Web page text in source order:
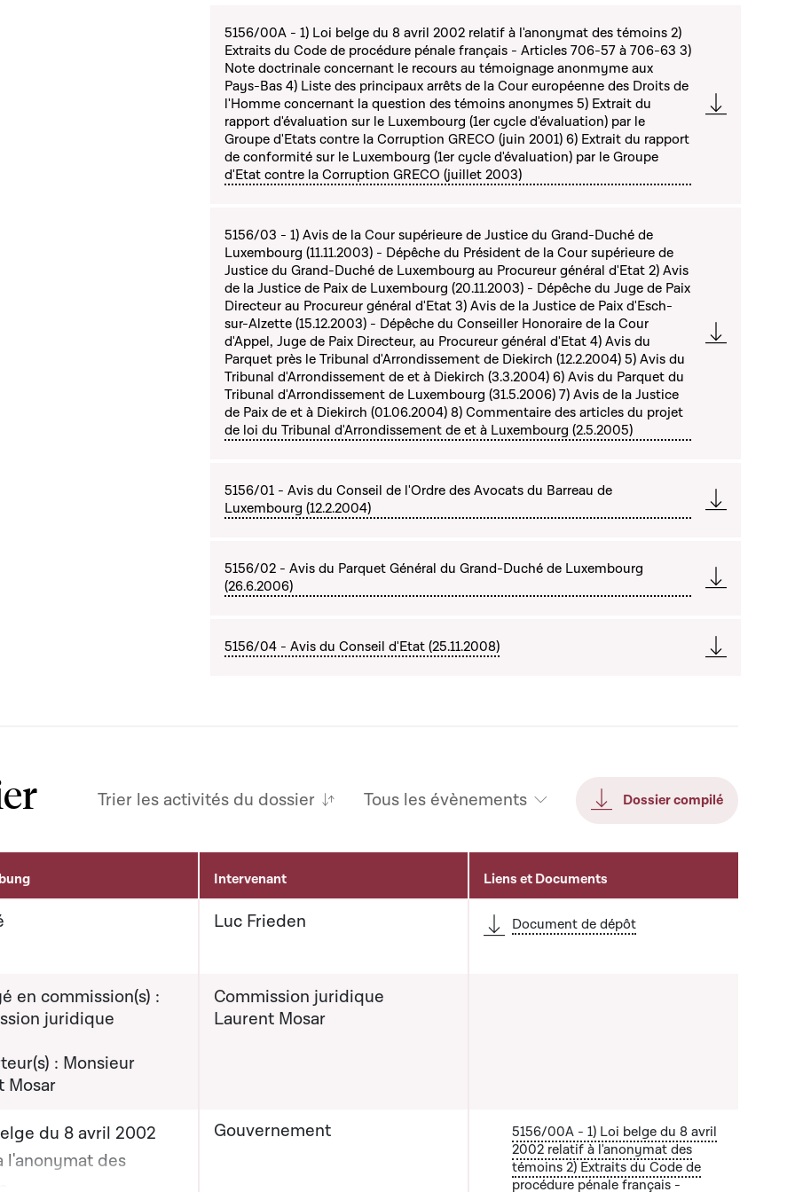
5156/00A - 1) Loi belge du 8 avril 2002 relatif à l'anonymat des témoins 2)
Extraits du Code de procédure pénale français - Articles 706-57 à 706-63 3)
Note doctrinale concernant le recours au témoignage anonmyme aux
Pays-Bas 4) Liste des principaux arrêts de la Cour européenne des Droits de
l'Homme concernant la question des témoins anonymes 5) Extrait du
rapport d'évaluation sur le Luxembourg (1er cycle d'évaluation) par le
Groupe d'Etats contre la Corruption GRECO (juin 2001) 6) Extrait du rapport
de conformité sur le Luxembourg (1er cycle d'évaluation) par le Groupe
d'Etat contre la Corruption GRECO (juillet 2003)
5156/03 - 1) Avis de la Cour supérieure de Justice du Grand-Duché de
Luxembourg (11.11.2003) - Dépêche du Président de la Cour supérieure de
Justice du Grand-Duché de Luxembourg au Procureur général d'Etat 2) Avis
de la Justice de Paix de Luxembourg (20.11.2003) - Dépêche du Juge de Paix
Directeur au Procureur général d'Etat 3) Avis de la Justice de Paix d'Esch-
sur-Alzette (15.12.2003) - Dépêche du Conseiller Honoraire de la Cour
d'Appel, Juge de Paix Directeur, au Procureur général d'Etat 4) Avis du
Parquet près le Tribunal d'Arrondissement de Diekirch (12.2.2004) 5) Avis du
Tribunal d'Arrondissement de et à Diekirch (3.3.2004) 6) Avis du Parquet du
Tribunal d'Arrondissement de Luxembourg (31.5.2006) 7) Avis de la Justice
de Paix de et à Diekirch (01.06.2004) 8) Commentaire des articles du projet
de loi du Tribunal d'Arrondissement de et à Luxembourg (2.5.2005)
5156/01 - Avis du Conseil de l'Ordre des Avocats du Barreau de
Luxembourg (12.2.2004)
5156/02 - Avis du Parquet Général du Grand-Duché de Luxembourg
(26.6.2006)
5156/04 - Avis du Conseil d'Etat (25.11.2008)
Trier les activités du dossier Tous les évènements Dossier compilé
Intervenant Liens et Documents
Luc Frieden Document de dépôt
en commission(s) :
juridique
: Monsieur
Mosar
Commission juridique
Laurent Mosar
du 8 avril 2002
l'anonymat des
Gouvernement
5156/00A - 1) Loi belge du 8 avril
2002 relatif à l'anonymat des
témoins 2) Extraits du Code de
procédure pénale français -